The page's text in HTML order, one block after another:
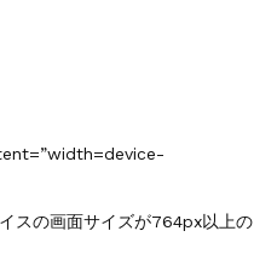
スの画面サイズが764px以上の